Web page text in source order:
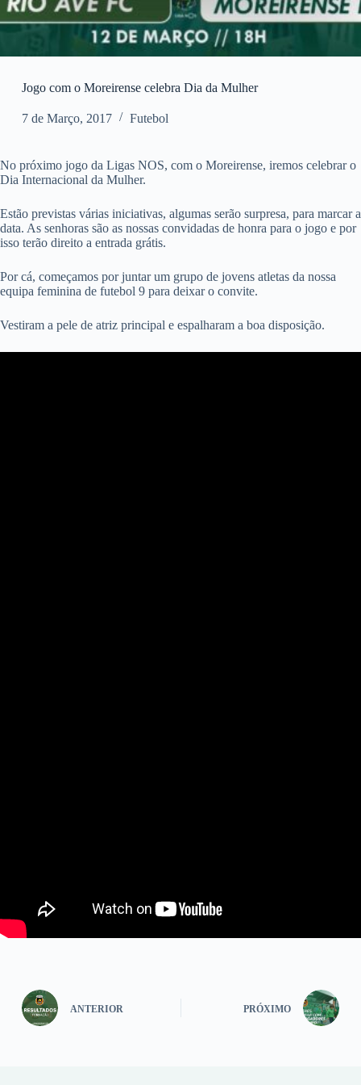
Jogo com o Moreirense celebra Dia da Mulher
7 de Março, 2017 Futebol
No próximo jogo da Ligas NOS, com o Moreirense, iremos celebrar o
Dia Internacional da Mulher.
Estão previstas várias iniciativas, algumas serão surpresa, para marcar a
data. As senhoras são as nossas convidadas de honra para o jogo e por
isso terão direito a entrada grátis.
Por cá, começamos por juntar um grupo de jovens atletas da nossa
equipa feminina de futebol 9 para deixar o convite.
Vestiram a pele de atriz principal e espalharam a boa disposição.
ANTERIOR PRÓXIMO